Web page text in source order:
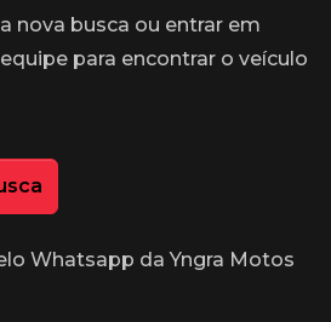
nova busca ou entrar em
para encontrar o veículo
Whatsapp da Yngra Motos